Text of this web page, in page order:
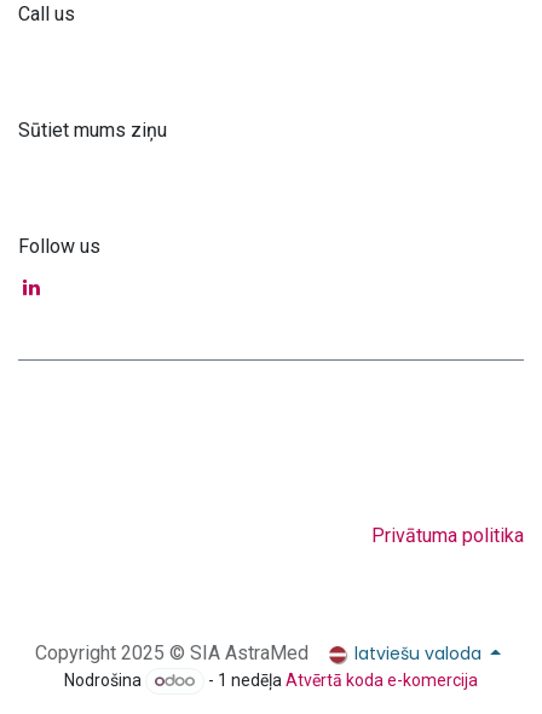
Call us
Sūtiet mums ziņu
Follow us
Privātuma politika
Copyright 2025 © SIA AstraMed latviešu valoda
Nodrošina - 1 nedēļaAtvērtā koda e-komercija